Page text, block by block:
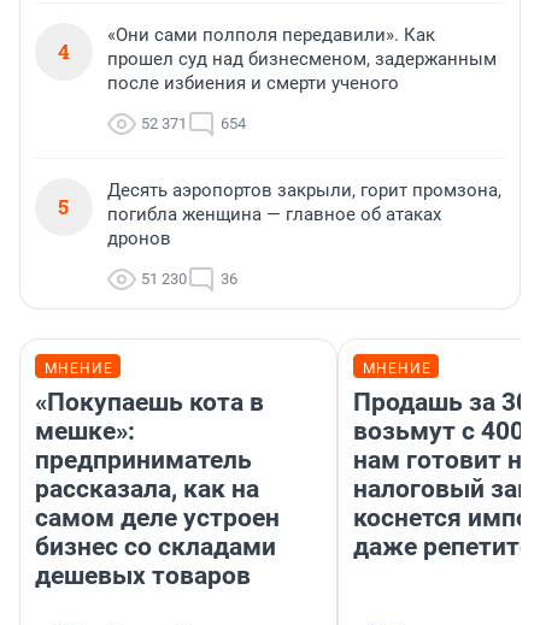
4
«Они сами полполя передавили». Как
прошел суд над бизнесменом, задержанным
после избиения и смерти ученого
52 371 654
5
Десять аэропортов закрыли, горит промзона,
погибла женщина — главное об атаках
дронов
51 230 36
МНЕНИЕ
«Покупаешь кота в
мешке»:
предприниматель
рассказала, как на
самом деле устроен
бизнес со складами
дешевых товаров
МНЕНИЕ
Продашь за
возьмут с
нам готовит
налоговый
коснется
даже